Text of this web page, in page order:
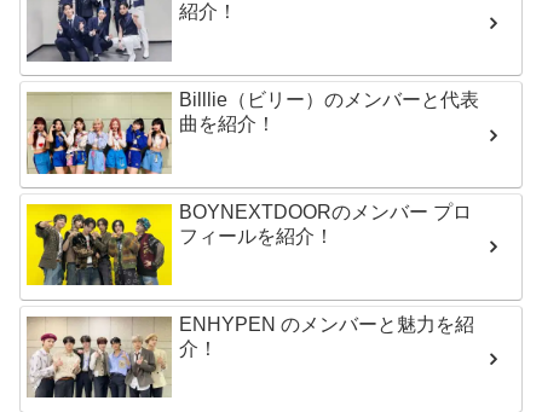
紹介！
Billlie（ビリー）のメンバーと代表
曲を紹介！
BOYNEXTDOORのメンバー プロ
フィールを紹介！
ENHYPEN のメンバーと魅力を紹
介！